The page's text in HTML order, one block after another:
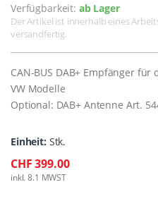
Verfügbarkeit: ab Lager
Der Artikel ist innerhalb eines
versandfertig.
CAN-BUS DAB+ Empfänger für
VW Modelle
Optional: DAB+ Antenne Art.
Einheit: Stk.
CHF 399.00
inkl. 8.1 MWST